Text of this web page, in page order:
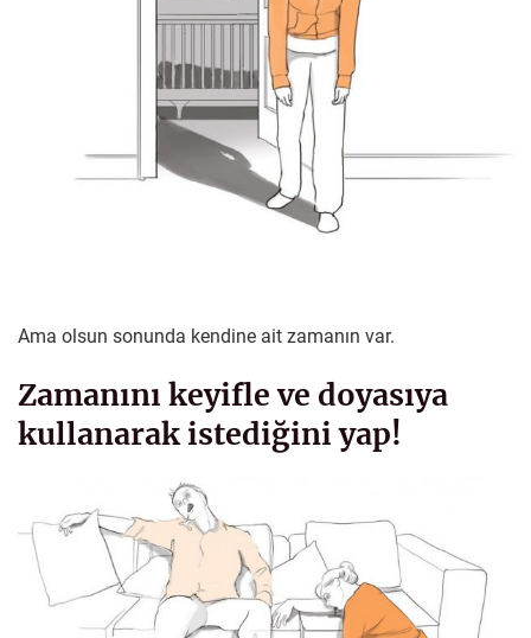
Ama olsun sonunda kendine ait zamanın var.
Zamanını keyifle ve doyasıya
kullanarak istediğini yap!